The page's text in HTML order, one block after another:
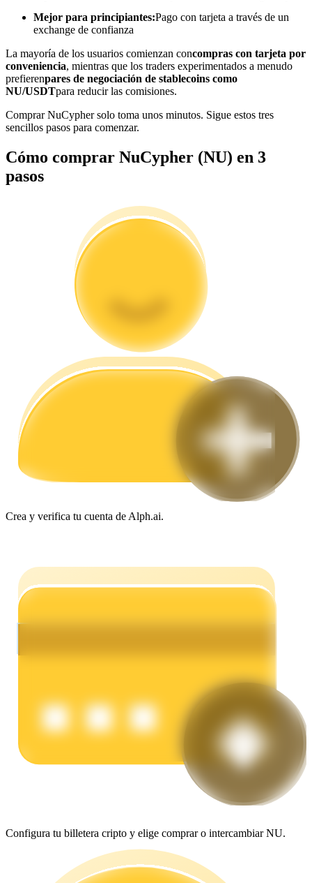
Información
Análisis de big data que incluye información comercial, etc.
Guía de inicio de futuros
Earn
Gana recompensas competitivas diariamente
Mejor para principiantes:Pago con tarjeta a través de un
exchange de confianza
La mayoría de los usuarios comienzan concompras con tarjeta por
conveniencia, mientras que los traders experimentados a menudo
prefierenpares de negociación de stablecoins como
NU/USDTpara reducir las comisiones.
Comprar NuCypher solo toma unos minutos. Sigue estos tres
sencillos pasos para comenzar.
Cómo comprar NuCypher (NU) en 3
pasos
Crea y verifica tu cuenta de Alph.ai.
Configura tu billetera cripto y elige comprar o intercambiar NU.